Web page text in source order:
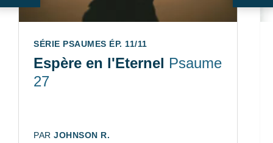
SÉRIE PSAUMES ÉP. 11/11
Espère en l'Eternel Psaume
27
AUTEUR:
PAR JOHNSON R.